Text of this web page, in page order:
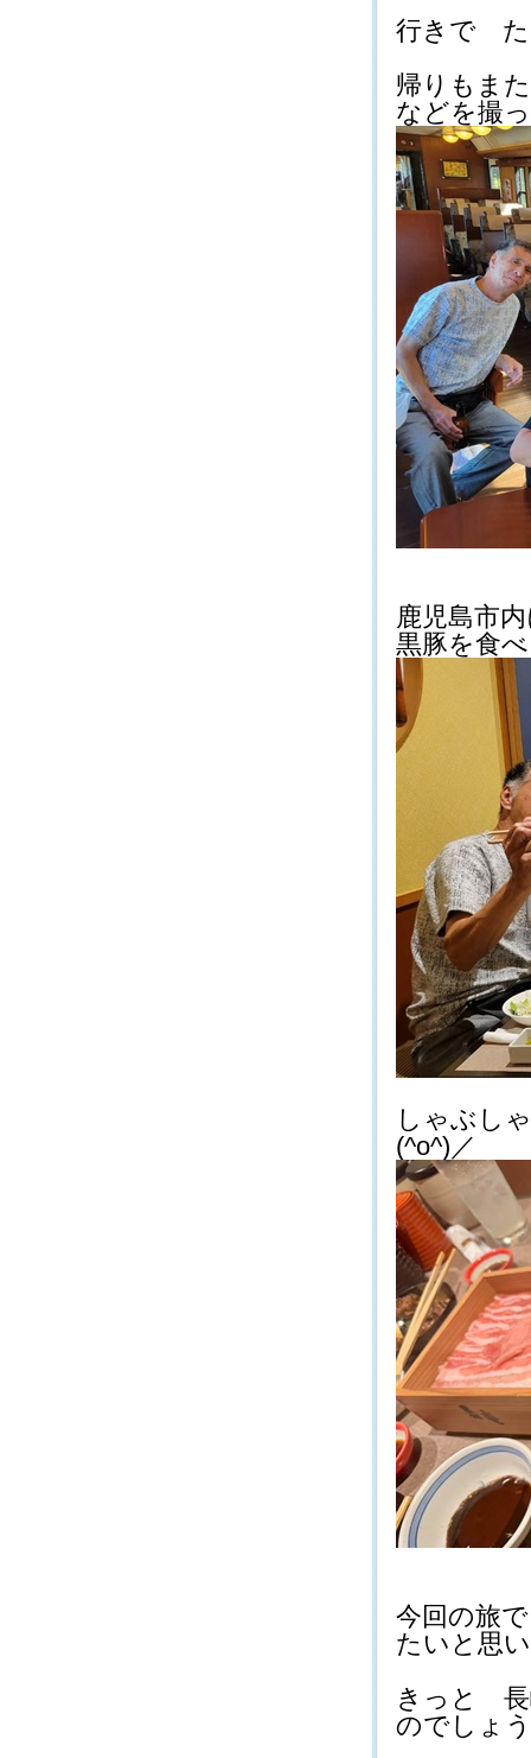
行きで た
帰りもま
などを撮
鹿児島市
黒豚を食
しゃぶし
(^o^)／
今回の旅
たいと思
きっと 長
のでしょ